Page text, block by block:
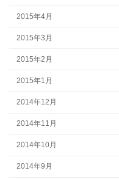
2015年4月
2015年3月
2015年2月
2015年1月
2014年12月
2014年11月
2014年10月
2014年9月